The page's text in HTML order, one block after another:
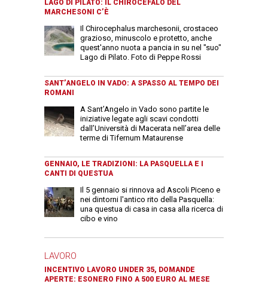
LAGO DI PILATO: IL CHIROCEFALO DEL
MARCHESONI C’È
Il Chirocephalus marchesonii, crostaceo
grazioso, minuscolo e protetto, anche
quest'anno nuota a pancia in su nel "suo"
Lago di Pilato. Foto di Peppe Rossi
SANT’ANGELO IN VADO: A SPASSO AL TEMPO DEI
ROMANI
A Sant’Angelo in Vado sono partite le
iniziative legate agli scavi condotti
dall’Università di Macerata nell’area delle
terme di Tifernum Mataurense
GENNAIO, LE TRADIZIONI: LA PASQUELLA E I
CANTI DI QUESTUA
Il 5 gennaio si rinnova ad Ascoli Piceno e
nei dintorni l'antico rito della Pasquella:
una questua di casa in casa alla ricerca di
cibo e vino
LAVORO
INCENTIVO LAVORO UNDER 35, DOMANDE
APERTE: ESONERO FINO A 500 EURO AL MESE